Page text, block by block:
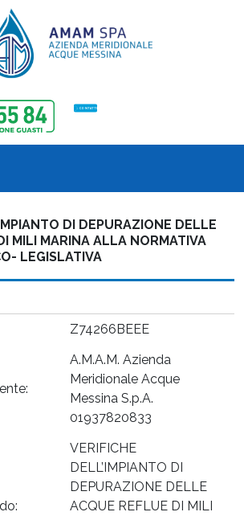
CONTATTI
DI DEPURAZIONE DELLE
MILI MARINA ALLA NORMATIVA
LEGISLATIVA
Z74266BEEE
A.M.A.M. Azienda
Meridionale Acque
Messina S.p.A.
01937820833
VERIFICHE
DELL’IMPIANTO DI
DEPURAZIONE DELLE
ACQUE REFLUE DI MILI